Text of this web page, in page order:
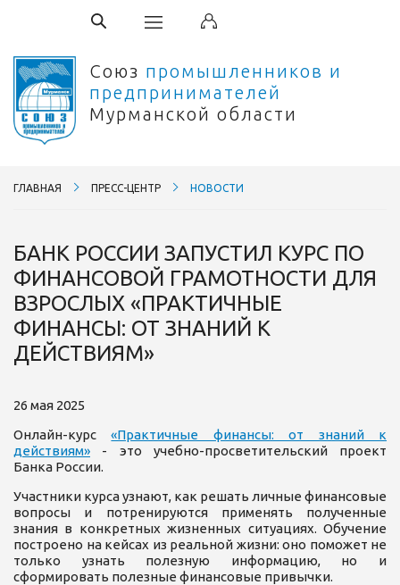
Союз промышленников и
предпринимателей
Мурманской области
ГЛАВНАЯ ПРЕСС-ЦЕНТР НОВОСТИ
БАНК РОССИИ ЗАПУСТИЛ КУРС ПО
ФИНАНСОВОЙ ГРАМОТНОСТИ ДЛЯ
ВЗРОСЛЫХ «ПРАКТИЧНЫЕ
ФИНАНСЫ: ОТ ЗНАНИЙ К
ДЕЙСТВИЯМ»
26 мая 2025
Онлайн-курс«Практичные финансы: от знаний к
действиям» - это учебно-просветительский проект
Банка России.
Участники курса узнают, как решать личные финансовые
вопросы и потренируются применять полученные
знания в конкретных жизненных ситуациях. Обучение
построено на кейсах из реальной жизни: оно поможет не
только узнать полезную информацию, но и
сформировать полезные финансовые привычки.